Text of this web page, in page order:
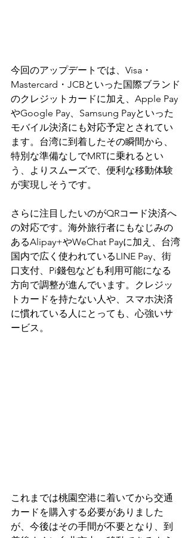
今回のアップデートでは、Visa・
Mastercard・JCBといった国際ブランド
のクレジットカードに加え、Apple Pay
やGoogle Pay、Samsung Payといった
モバイル決済にも対応予定とされてい
ます。台湾に到着したその瞬間から、
特別な準備なしでMRTに乗れるとい
う、よりスムーズで、便利な移動体験
が実現しそうです。
さらに注目したいのがQRコード決済へ
の対応です。海外旅行者にもなじみの
あるAlipay+やWeChat Payに加え、台湾
国内で広く使われているLINE Pay、街
口支付、Pi錢包なども利用可能になる
方向で調整が進んでいます。クレジッ
トカードを持たない人や、スマホ決済
に慣れている人にとっても、心強いサ
ービス。
これまでは桃園空港に着いてから交通
カードを購入する必要がありました
が、今後はその手間が不要となり、到